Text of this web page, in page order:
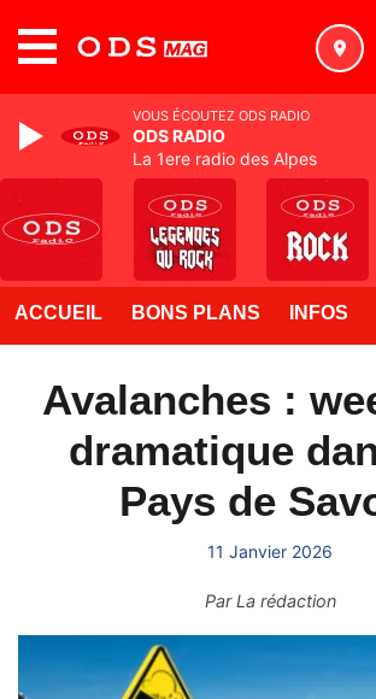
ACCUEIL BONS PLANS INFOS
Avalanches :
dramatique
Pays de
11 Janvier 2026
ParLa rédaction
VOUS ÉCOUTEZ ODS RADIO
ODS RADIO
La 1ere radio des Alpes